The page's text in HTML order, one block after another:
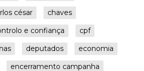
césar
chaves
e confiança
cpf
deputados
economia
encerramento campanha